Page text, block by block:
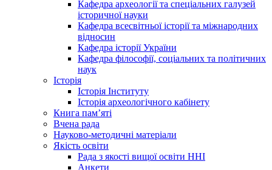
Кафедра археології та спеціальних галузей
історичної науки
Кафедра всесвітньої історії та міжнародних
відносин
Кафедра історії України
Кафедра філософії, соціальних та політичних
наук
Історія
Історія Інституту
Історія археологічного кабінету
Книга памʼяті
Вчена рада
Науково-методичні матеріали
Якість освіти
Рада з якості вищої освіти ННІ
Анкети